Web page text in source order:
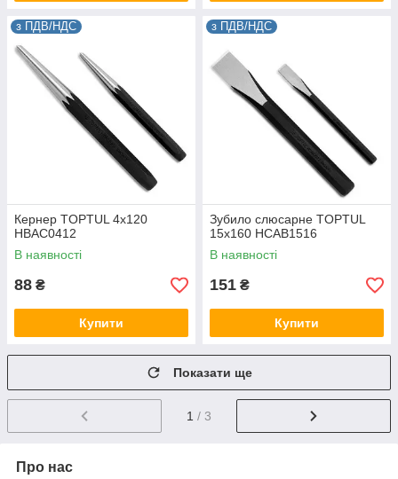
з ПДВ/НДС
Кернер TOPTUL 4x120
HBAC0412
В наявності
88 ₴
Купити
з ПДВ/НДС
Зубило слюсарне TOPTUL
15x160 HCAB1516
В наявності
151 ₴
Купити
Показати ще
1 / 3
Про нас